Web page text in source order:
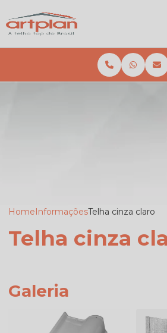
HomeInformaçõesTelha cinza claro
Telha cinza
Galeria